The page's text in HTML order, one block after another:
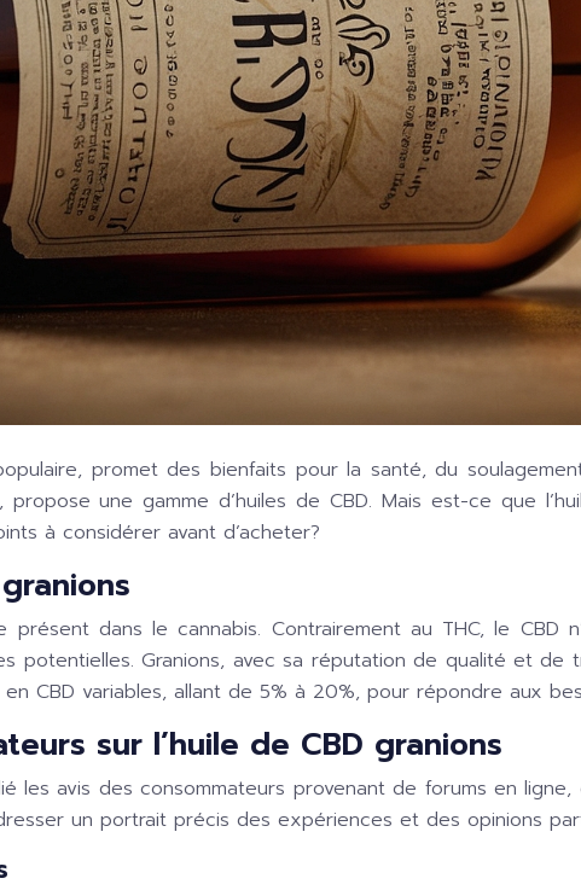
promet des bienfaits pour la santé, du
une gamme d’huiles de CBD. Mais est-ce que
à considérer avant d’acheter?
présent dans le cannabis. Contrairement au THC, le
potentielles. Granions, avec sa réputation de qualité et
CBD variables, allant de 5% à 20%, pour répondre aux
sur l’huile de CBD granions
les avis des consommateurs provenant de forums en
un portrait précis des expériences et des opinions